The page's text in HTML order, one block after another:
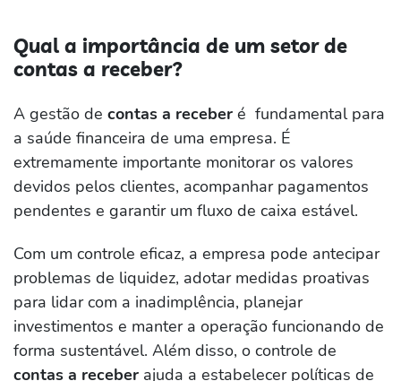
Qual a importância de um setor de
contas a receber?
A gestão de contas a receber é fundamental para
a saúde financeira de uma empresa. É
extremamente importante monitorar os valores
devidos pelos clientes, acompanhar pagamentos
pendentes e garantir um fluxo de caixa estável.
Com um controle eficaz, a empresa pode antecipar
problemas de liquidez, adotar medidas proativas
para lidar com a inadimplência, planejar
investimentos e manter a operação funcionando de
forma sustentável. Além disso, o controle de
contas a receber ajuda a estabelecer políticas de